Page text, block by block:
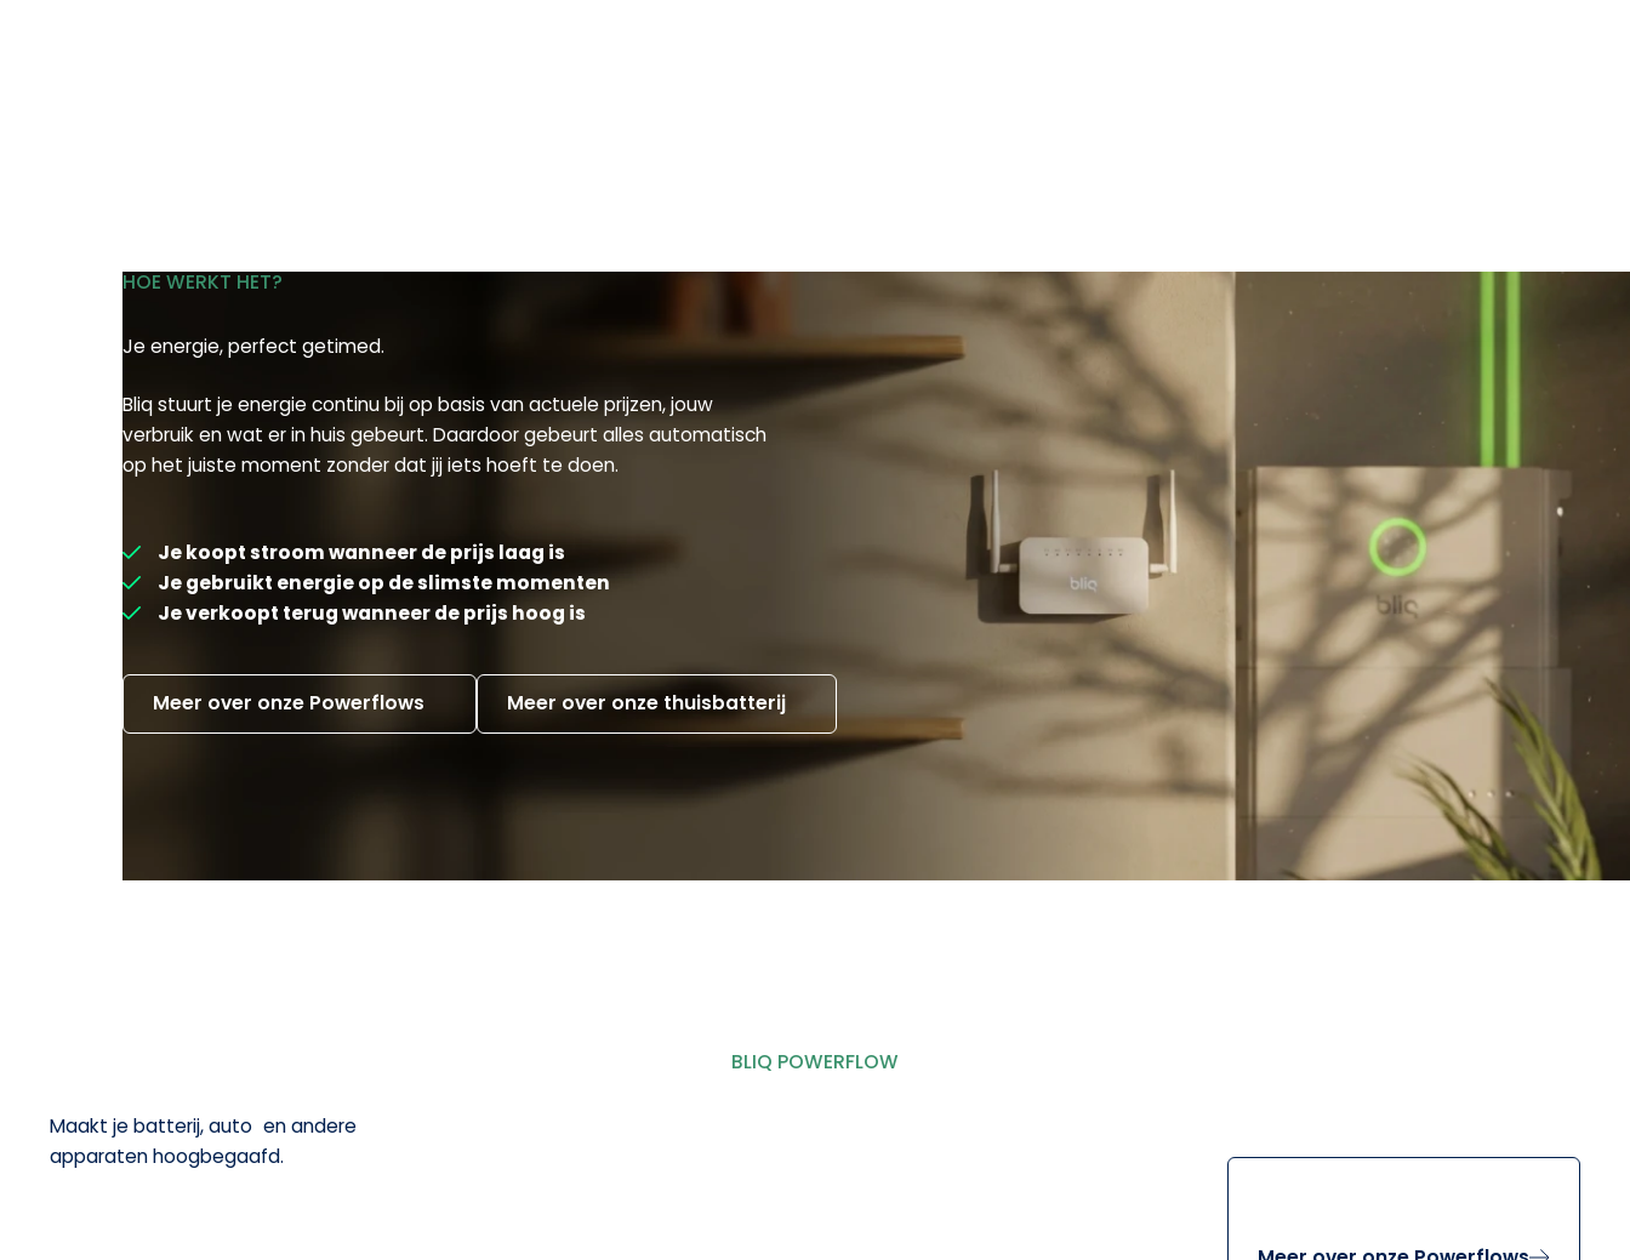
HOE WERKT HET?
Je energie, perfect getimed.
Bliq stuurt je energie continu bij op basis van actuele prijzen, jouw
verbruik en wat er in huis gebeurt. Daardoor gebeurt alles automatisch
op het juiste moment zonder dat jij iets hoeft te doen.
Je koopt stroom wanneer de prijs laag is
Je gebruikt energie op de slimste momenten
Je verkoopt terug wanneer de prijs hoog is
Meer over onze Powerflows Meer over onze thuisbatterij
BLIQ POWERFLOW
Maakt je batterij, auto en andere
apparaten hoogbegaafd.